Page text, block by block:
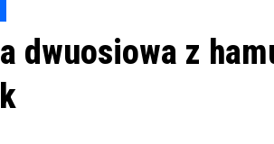
dwuosiowa z